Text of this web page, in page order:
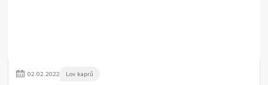
02.02.2022 Lov kaprů